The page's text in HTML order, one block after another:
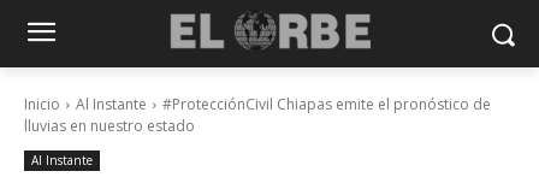
Inicio Al Instante
#ProtecciónCivil Chiapas emite el pronóstico de
lluvias en nuestro estado
Al Instante